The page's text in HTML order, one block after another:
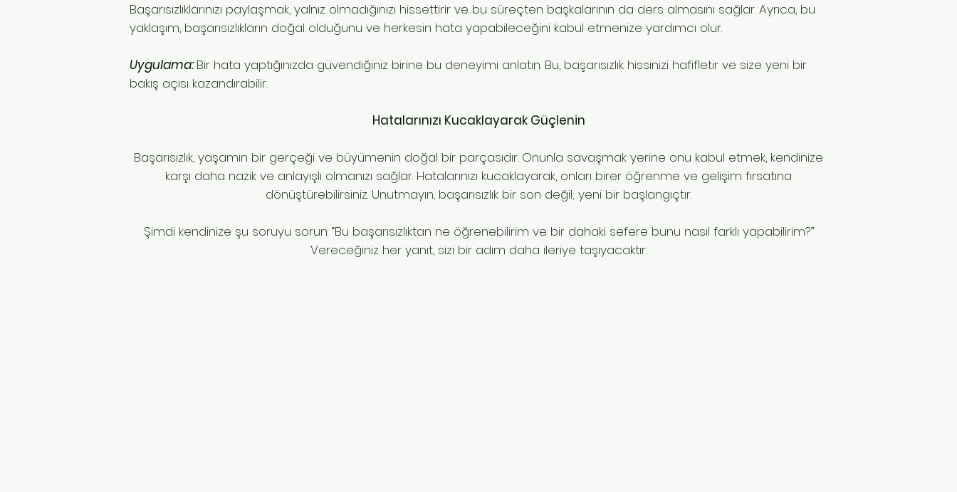
Başarısızlıklarınızı paylaşmak, yalnız olmadığınızı hissettirir ve bu süreçten başkalarının da ders almasını sağlar. Ayrıca, bu
yaklaşım, başarısızlıkların doğal olduğunu ve herkesin hata yapabileceğini kabul etmenize yardımcı olur.
Uygulama:Bir hata yaptığınızda güvendiğiniz birine bu deneyimi anlatın. Bu, başarısızlık hissinizi hafifletir ve size yeni bir
bakış açısı kazandırabilir.
Hatalarınızı Kucaklayarak Güçlenin
Başarısızlık, yaşamın bir gerçeği ve büyümenin doğal bir parçasıdır. Onunla savaşmak yerine onu kabul etmek, kendinize
karşı daha nazik ve anlayışlı olmanızı sağlar. Hatalarınızı kucaklayarak, onları birer öğrenme ve gelişim fırsatına
dönüştürebilirsiniz. Unutmayın, başarısızlık bir son değil; yeni bir başlangıçtır.
Şimdi kendinize şu soruyu sorun: “Bu başarısızlıktan ne öğrenebilirim ve bir dahaki sefere bunu nasıl farklı yapabilirim?”
Vereceğiniz her yanıt, sizi bir adım daha ileriye taşıyacaktır.